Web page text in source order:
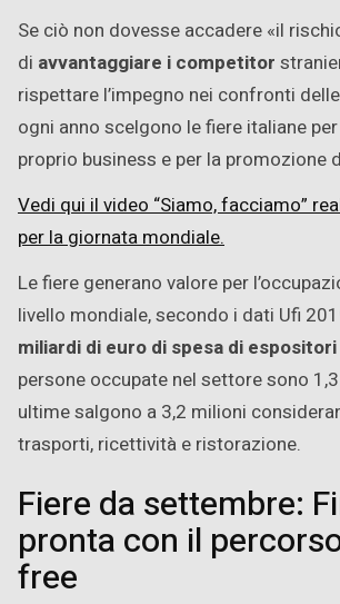
Se ciò non dovesse accadere «il
di avvantaggiare i competitor
rispettare l’impegno nei confronti
ogni anno scelgono le fiere italiane
proprio business e per la promozione
Vedi qui il video “Siamo, facciamo”
per la giornata mondiale.
Le fiere generano valore per
livello mondiale, secondo i dati Ufi
miliardi di euro di spesa di
persone occupate nel settore sono
ultime salgono a 3,2 milioni
trasporti, ricettività e ristorazione.
Fiere da settembre:
pronta con il
free